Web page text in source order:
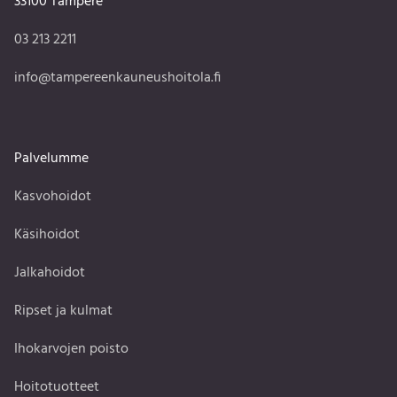
03 213 2211
info@tampereenkauneushoitola.fi
Palvelumme
Kasvohoidot
Käsihoidot
Jalkahoidot
Ripset ja kulmat
Ihokarvojen poisto
Hoitotuotteet